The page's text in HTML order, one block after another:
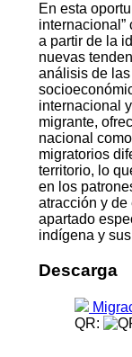
En esta
a partir de la
nuevas
análisis de
internacional
migrante,
nacional
migratorios
territorio, lo
en los
atracción y de
apartado
indígena y
Descarga
QR: